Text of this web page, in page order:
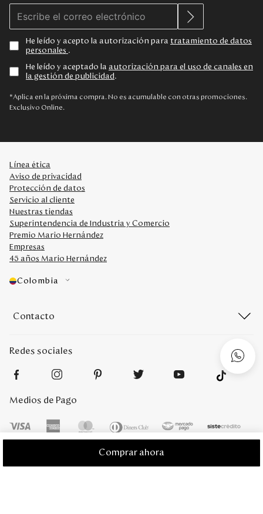
Comprar ahora
He leído y acepto la autorización para tratamiento de datos
personales .
He leído y aceptado la autorización para el uso de canales en
la gestión de publicidad .
*Aplica en la próxima compra. No es acumulable con otras promociones.
Exclusivo Online.
Línea ética
Aviso de privacidad
Protección de datos
Servicio al cliente
Nuestras tiendas
Superintendencia de Industria y Comercio
Premio Mario Hernández
Empresas
45 años Mario Hernández
Colombia
Contacto
Redes sociales
Medios de Pago